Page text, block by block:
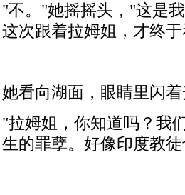
"不。 "她摇摇头， "这是
这次跟着拉姆姐，才终于
她看向湖面，眼睛里闪着
"拉姆姐，你知道吗？我
生的罪孽。好像印度教徒